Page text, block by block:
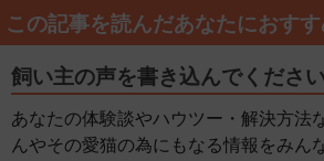
この記事を読んだあなたにおすす
飼い主の声を書き込んでくださ
あなたの体験談やハウツー・解決方法
んやその愛猫の為にもなる情報をみん